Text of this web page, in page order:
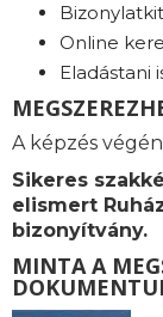
Online
Eladástani
A képzés
Sikeres
elismert
bizonyítvány.
MINTA A